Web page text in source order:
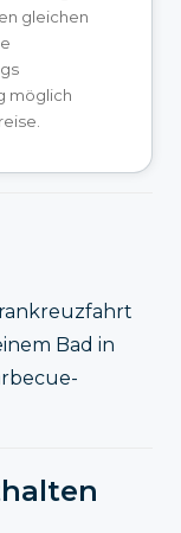
gleichen
möglich
Bad in